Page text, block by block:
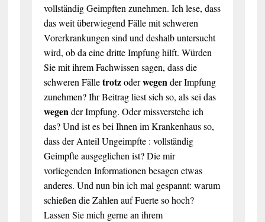
vollständig Geimpften zunehmen. Ich lese, dass
das weit überwiegend Fälle mit schweren
Vorerkrankungen sind und deshalb untersucht
wird, ob da eine dritte Impfung hilft. Würden
Sie mit ihrem Fachwissen sagen, dass die
schweren Fälletrotzoderwegen der Impfung
zunehmen? Ihr Beitrag liest sich so, als sei das
wegen der Impfung. Oder missverstehe ich
das? Und ist es bei Ihnen im Krankenhaus so,
dass der Anteil Ungeimpfte : vollständig
Geimpfte ausgeglichen ist? Die mir
vorliegenden Informationen besagen etwas
anderes. Und nun bin ich mal gespannt: warum
schießen die Zahlen auf Fuerte so hoch?
Lassen Sie mich gerne an ihrem